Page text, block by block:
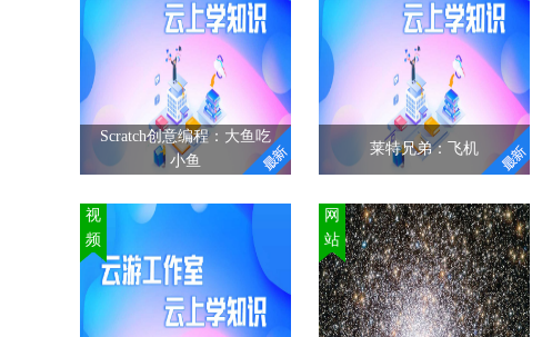
一般是用电动抽气机把
灰尘和其他细碎脏物吸
进去。按结构可分为立
式、卧式和便携式。吸
尘器的工作原理是，利
用电动机带动叶片高速
旋转，在密封的壳体内
提供具有灵活性和适应
性的庇护场所，但是其
美观性也越来越被人们
重视，设计师们开始纷
纷重视心理建设问题并
把这些想法和关怀体现
到作品里面。这样给人
们不仅提供了一个暂时
的温暖的家，并且引发
相应的居住和环境思
考。
"
Scratch创意编程：大鱼吃
小鱼
Scratch创意编程：大
函数是编程中重要的一
部分，Scratch中通过自
制积木实现函数的定义
莱特兄弟：飞机
莱特兄弟：飞机
莱特兄弟（Wright
Brothers）是美国著名的
发明家 ，哥哥是威尔伯·
莱特（Wilbur Wright，
视
频
网
站